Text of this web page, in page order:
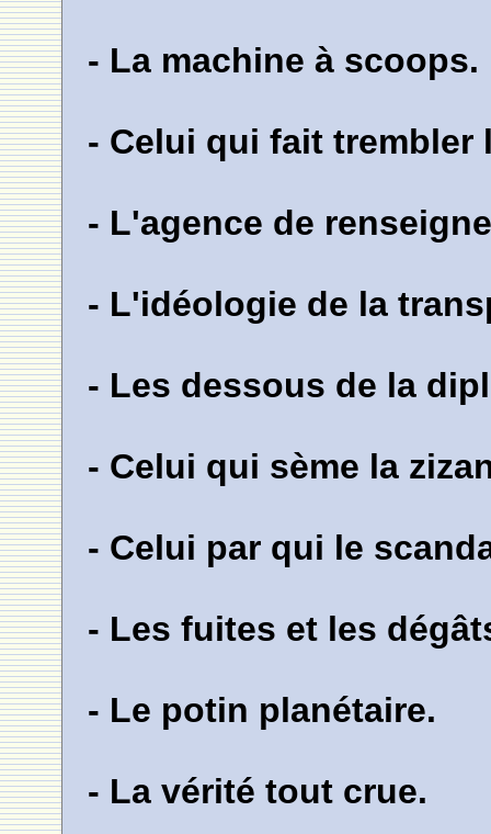
- La machine à scoops.
- Celui qui fait trembler
- L'agence de
- L'idéologie de la
- Les dessous de la
- Celui qui sème la
- Celui par qui le
- Les fuites et les
- Le potin planétaire.
- La vérité tout crue.